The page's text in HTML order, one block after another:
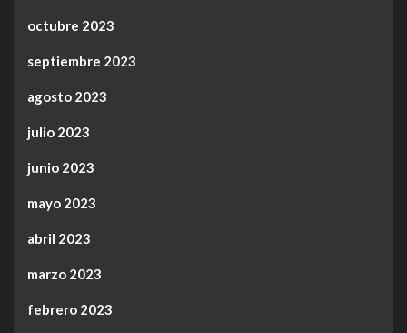
octubre 2023
septiembre 2023
agosto 2023
julio 2023
junio 2023
mayo 2023
abril 2023
marzo 2023
febrero 2023